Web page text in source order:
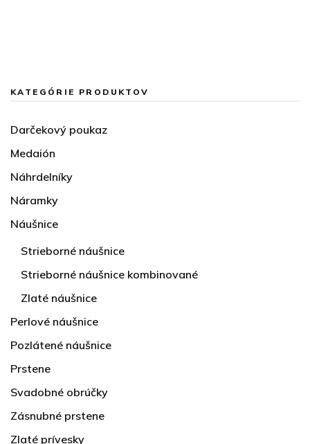
KATEGÓRIE PRODUKTOV
Darčekový poukaz
Medaión
Náhrdelníky
Náramky
Náušnice
Strieborné náušnice
Strieborné náušnice kombinované
Zlaté náušnice
Perlové náušnice
Pozlátené náušnice
Prstene
Svadobné obrúčky
Zásnubné prstene
Zlaté prívesky